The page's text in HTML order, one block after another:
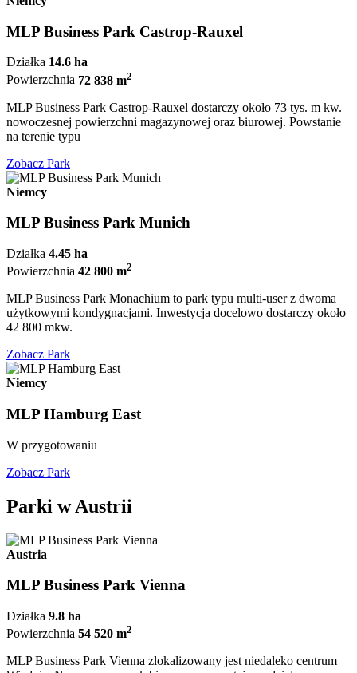
MLP Business Park Castrop-Rauxel
Działka 14.6 ha
Powierzchnia 72 838 m2
MLP Business Park Castrop-Rauxel dostarczy około 73 tys. m kw.
nowoczesnej powierzchni magazynowej oraz biurowej. Powstanie
na terenie typu
Zobacz Park
Niemcy
MLP Business Park Munich
Działka 4.45 ha
Powierzchnia 42 800 m2
MLP Business Park Monachium to park typu multi-user z dwoma
użytkowymi kondygnacjami. Inwestycja docelowo dostarczy około
42 800 mkw.
Zobacz Park
Niemcy
MLP Hamburg East
W przygotowaniu
Zobacz Park
Parki w Austrii
Austria
MLP Business Park Vienna
Działka 9.8 ha
Powierzchnia 54 520 m2
MLP Business Park Vienna zlokalizowany jest niedaleko centrum